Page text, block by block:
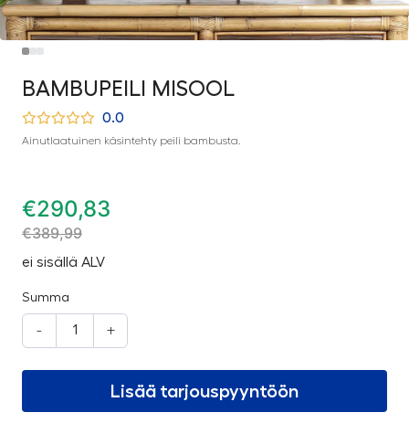
BAMBUPEILI MISOOL
0.0
Ainutlaatuinen käsintehty peili bambusta.
€290,83
€389,99
ei sisällä ALV
Summa
- +
Lisää tarjouspyyntöön